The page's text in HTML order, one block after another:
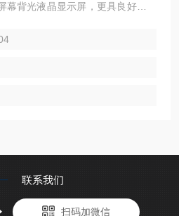
背光液晶显示屏，更具良好的视
联系我们
扫码加微信